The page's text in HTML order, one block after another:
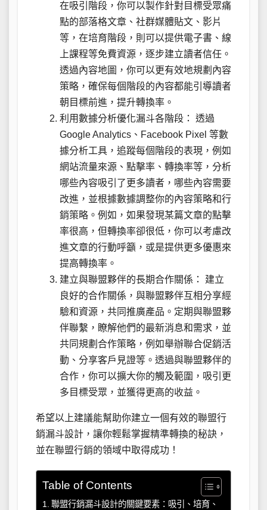
在吸引階段，你可以製作針對目標受眾痛
點的部落格文章、社群媒體貼文、影片
等，在培育階段，則可以提供電子書、線
上課程等免費資源，逐步建立讀者信任。
透過內容地圖，你可以更有效地規劃內容
策略，確保每個階段的內容都能引導讀者
朝目標前進，提升轉換率。
利用數據分析優化漏斗各階段： 透過
Google Analytics、Facebook Pixel 等數
據分析工具，追蹤每個階段的表現，例如
網站流量來源、點擊率、轉換率等，分析
哪些內容吸引了更多讀者，哪些內容需要
改進，並根據數據調整你的內容策略和行
銷策略。例如，如果發現某篇文章的點擊
率很高，但轉換率卻很低，你可以考慮改
進文章的行動呼籲，或是提供更多優惠來
提高轉換率。
建立與聯盟夥伴的長期合作關係： 建立
良好的合作關係，與聯盟夥伴互相分享經
驗和資源，共同推廣產品。定期與聯盟夥
伴聯繫，瞭解他們的最新消息和需求，並
共同規劃合作策略，例如舉辦聯合促銷活
動、分享客戶見證等。透過與聯盟夥伴的
合作，你可以擴大你的觸及範圍，吸引更
多目標受眾，並獲得更高的收益。
希望以上建議能幫助你建立一個有效的聯盟行
銷漏斗設計，讓你輕鬆掌握精準轉換的秘訣，
並在聯盟行銷的領域中取得成功！
Table of Contents
聯盟行銷漏斗設計的關鍵要素：吸引、培育、